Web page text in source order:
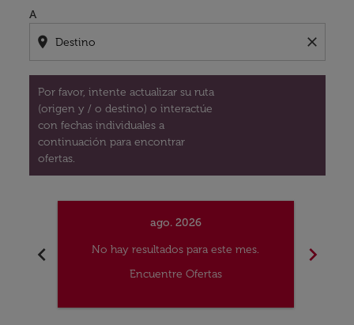
A
location_on close
Por favor, intente actualizar su ruta
(origen y / o destino) o interactúe
con fechas individuales a
continuación para encontrar
ofertas.
chevron_left
ago. 2026
No hay resultados para este mes.
Encuentre Ofertas
chevron_right